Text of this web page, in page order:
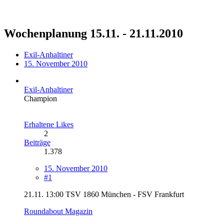
Wochenplanung 15.11. - 21.11.2010
Exil-Anhaltiner
15. November 2010
Exil-Anhaltiner
Champion
Erhaltene Likes
2
Beiträge
1.378
15. November 2010
#1
21.11. 13:00 TSV 1860 München - FSV Frankfurt
Roundabout Magazin